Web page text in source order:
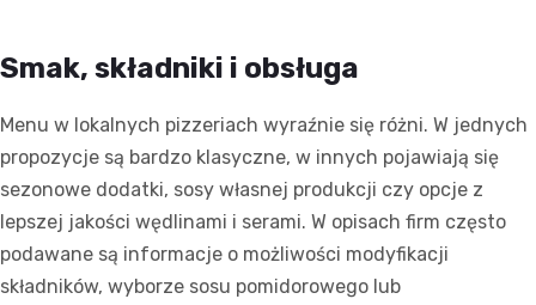
Smak, składniki i obsługa
Menu w lokalnych pizzeriach wyraźnie się różni. W jednych
propozycje są bardzo klasyczne, w innych pojawiają się
sezonowe dodatki, sosy własnej produkcji czy opcje z
lepszej jakości wędlinami i serami. W opisach firm często
podawane są informacje o możliwości modyfikacji
składników, wyborze sosu pomidorowego lub